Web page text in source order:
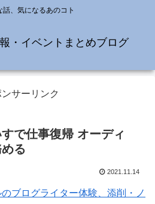
話、気になるあのコト
・イベントまとめブログ
ンサーリンク
で仕事復帰 オーディ
る
2021.11.14
ブログライター体験、添削・ノ